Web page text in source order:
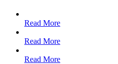
Read More
Read More
Read More